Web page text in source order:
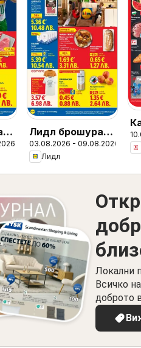
-
Лидл брошура -
Вкусни моменти
край грила
03.08.2026 - 09.08.2026
Лидл
Локални
Всичко
доброто